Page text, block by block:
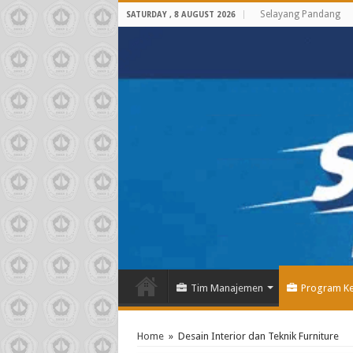
SATURDAY , 8 AUGUST 2026 Selayang Pandang
Tim Manajemen Program
Home » Desain Interior dan Teknik Furniture